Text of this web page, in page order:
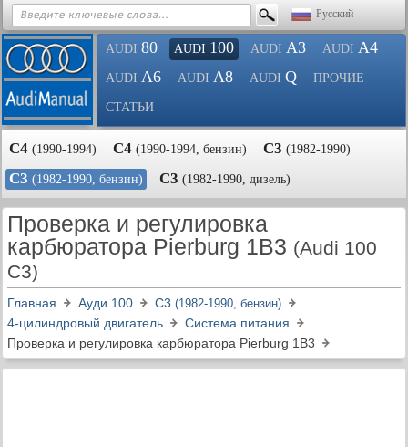
Русский
AUDI 80 AUDI 100 AUDI A3 AUDI A4
AUDI A6 AUDI A8 AUDI Q ПРОЧИЕ
СТАТЬИ
С4 (1990-1994) С4 (1990-1994, бензин) С3 (1982-1990)
С3 (1982-1990, бензин) С3 (1982-1990, дизель)
Проверка и регулировка
карбюратора Pierburg 1B3 (Audi 100
C3)
Главная Ауди 100 С3 (1982-1990, бензин)
4-цилиндровый двигатель
Система питания
Проверка и регулировка карбюратора Pierburg 1B3